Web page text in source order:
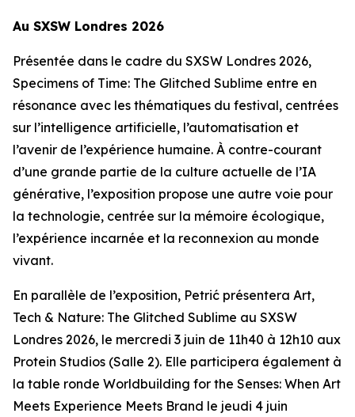
Au SXSW Londres 2026
Présentée dans le cadre du SXSW Londres 2026,
Specimens of Time: The Glitched Sublime entre en
résonance avec les thématiques du festival, centrées
sur l’intelligence artificielle, l’automatisation et
l’avenir de l’expérience humaine. À contre-courant
d’une grande partie de la culture actuelle de l’IA
générative, l’exposition propose une autre voie pour
la technologie, centrée sur la mémoire écologique,
l’expérience incarnée et la reconnexion au monde
vivant.
En parallèle de l’exposition, Petrić présentera Art,
Tech & Nature: The Glitched Sublime au SXSW
Londres 2026, le mercredi 3 juin de 11h40 à 12h10 aux
Protein Studios (Salle 2). Elle participera également à
la table ronde Worldbuilding for the Senses: When Art
Meets Experience Meets Brand le jeudi 4 juin